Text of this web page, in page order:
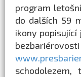
program
do dalších 59
ikony